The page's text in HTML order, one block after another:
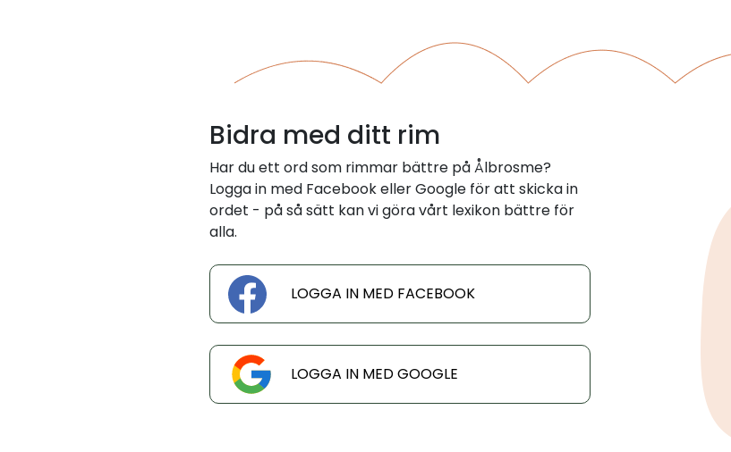
Bidra med ditt rim
Har du ett ord som rimmar bättre på Ålbrosme?
Logga in med Facebook eller Google för att skicka in
ordet - på så sätt kan vi göra vårt lexikon bättre för
alla.
LOGGA IN MED FACEBOOK
LOGGA IN MED GOOGLE